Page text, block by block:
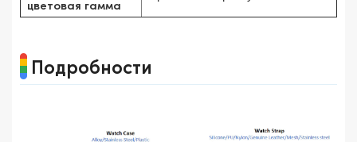
цветовая гамма
Подробности